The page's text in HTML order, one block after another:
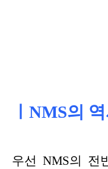
ㅣNMS의
우선 NMS의 전